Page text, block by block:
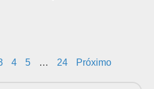
4 5 … 24 Próximo